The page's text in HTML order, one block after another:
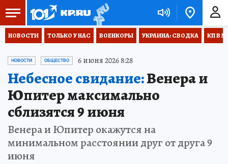
НОВОСТИ ТОЛЬКО У НАС ВОЕНКОРЫ УКРАИНА: СВОДКА КП В
НОВОСТИ ОБЩЕСТВО 6 июня 2026 8:28
Небесное свидание:Венера и
Юпитер максимально
сблизятся 9 июня
Венера и Юпитер окажутся на
минимальном расстоянии друг от друга 9
июня